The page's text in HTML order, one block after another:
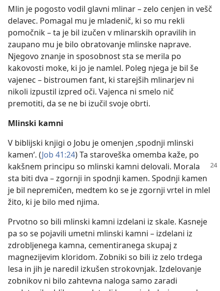
Mlin je pogosto vodil glavni mlinar – zelo cenjen in vešč
delavec. Pomagal mu je mladenič, ki so mu rekli
pomočnik – ta je bil izučen v mlinarskih opravilih in
zaupano mu je bilo obratovanje mlinske naprave.
Njegovo znanje in sposobnost sta se merila po
kakovosti moke, ki jo je namlel. Poleg njega je bil še
vajenec – bistroumen fant, ki starejših mlinarjev ni
nikoli izpustil izpred oči. Vajenca ni smelo nič
premotiti, da se ne bi izučil svoje obrti.
Mlinski kamni
V biblijski knjigi o Jobu je omenjen ‚spodnji mlinski
kamen‘. (Job 41:24) Ta staroveška omemba kaže, po
kakšnem principu so mlinski kamni delovali. Morala
sta biti dva – zgornji in spodnji kamen. Spodnji kamen
je bil nepremičen, medtem ko se je zgornji vrtel in mlel
žito, ki je bilo med njima.
Prvotno so bili mlinski kamni izdelani iz skale. Kasneje
pa so se pojavili umetni mlinski kamni – izdelani iz
zdrobljenega kamna, cementiranega skupaj z
magnezijevim kloridom. Zobniki so bili iz zelo trdega
lesa in jih je naredil izkušen strokovnjak. Izdelovanje
zobnikov ni bilo zahtevna naloga samo zaradi